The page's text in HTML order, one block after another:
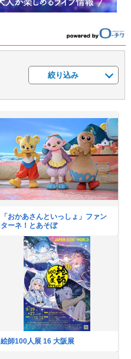
絞り込み
「おかあさんといっしょ」ファン
ターネ！とあそぼ
絵師100人展 16 大阪展